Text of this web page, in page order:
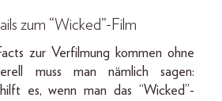
zum “Wicked”-Film
zur Verfilmung kommen ohne
muss man nämlich sagen:
es, wenn man das “Wicked”-